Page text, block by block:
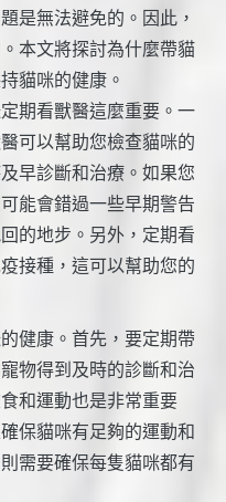
是無法避免的。因此，
本文將探討為什麼帶貓
貓咪的健康。
期看獸醫這麼重要。一
可以幫助您檢查貓咪的
早診斷和治療。如果您
能會錯過一些早期警告
的地步。另外，定期看
接種，這可以幫助您的
健康。首先，要定期帶
物得到及時的診斷和治
和運動也是非常重要
保貓咪有足夠的運動和
需要確保每隻貓咪都有